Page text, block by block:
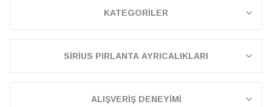
KATEGORİLER
SİRİUS PIRLANTA AYRICALIKLARI
ALIŞVERİŞ DENEYİMİ